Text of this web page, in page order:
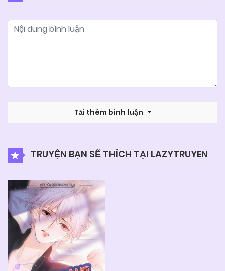
Tải thêm bình luận
TRUYỆN BẠN SẼ THÍCH TẠI LAZYTRUYEN